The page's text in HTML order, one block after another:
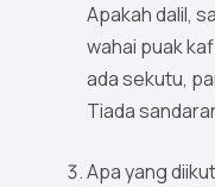
Apakah dalil,
wahai puak
ada sekutu,
Tiada
Apa yang